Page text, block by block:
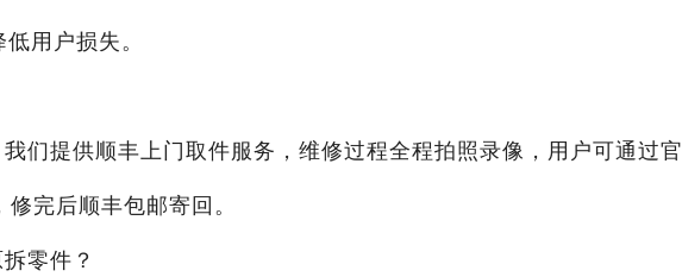
用户损失。
们提供顺丰上门取件服务，维修过程全程拍照录像，用户可通过官
完后顺丰包邮寄回。
零件？